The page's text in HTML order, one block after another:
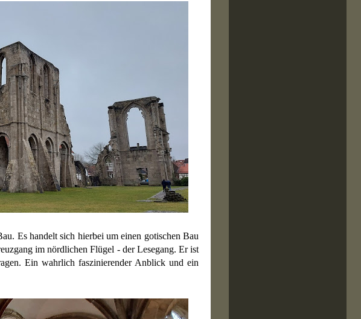
Es handelt sich hierbei um einen gotischen Bau
im nördlichen Flügel - der Lesegang. Er ist
Ein wahrlich faszinierender Anblick und ein